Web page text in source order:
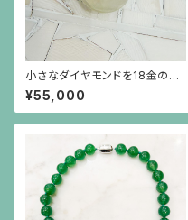
小さなダイヤモンドを18金のビ
ーズで囲んだ細い18金のリング
¥55,000